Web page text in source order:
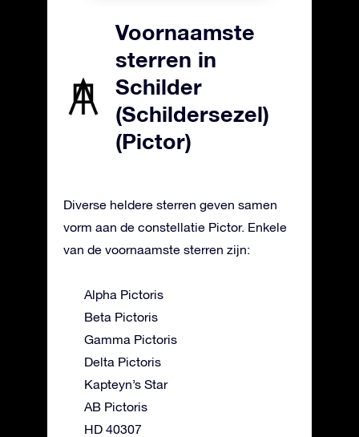
Voornaamste
sterren in
Schilder
(Schildersezel)
(Pictor)
Diverse heldere sterren geven samen
vorm aan de constellatie Pictor. Enkele
van de voornaamste sterren zijn:
Alpha Pictoris
Beta Pictoris
Gamma Pictoris
Delta Pictoris
Kapteyn’s Star
AB Pictoris
HD 40307